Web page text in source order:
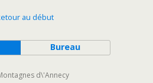
au début
Bureau
d\'Annecy